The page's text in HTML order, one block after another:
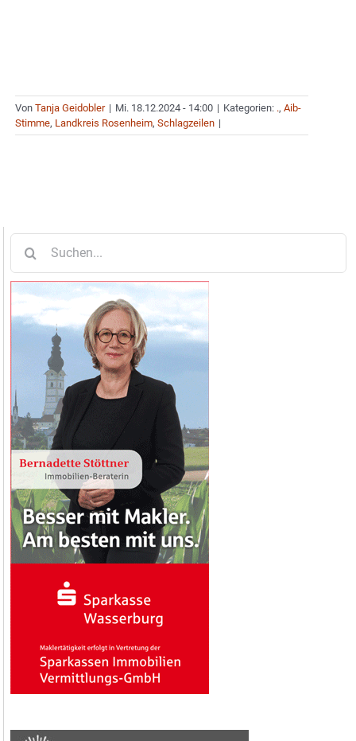
Von Tanja Geidobler | Mi. 18.12.2024 - 14:00 | Kategorien: ., Aib-
Stimme, Landkreis Rosenheim, Schlagzeilen |
nach: